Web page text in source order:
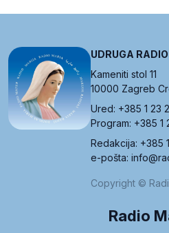
UDRUGA
Kameniti stol 11
10000 Zagreb
Ured: +385 1 23
Program: +385
Redakcija: +385
e-pošta:
Copyright ©
Radio